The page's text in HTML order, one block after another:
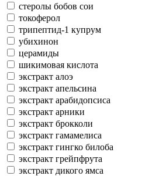
стеролы бобов сои
токоферол
трипептид-1 купрум
убихинон
церамиды
шикимовая кислота
экстракт алоэ
экстракт апельсина
экстракт арабидопсиса
экстракт арники
экстракт брокколи
экстракт гамамелиса
экстракт гингко билоба
экстракт грейпфрута
экстракт дикого ямса